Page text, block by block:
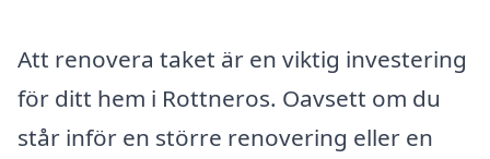
Att renovera taket är en viktig investering
för ditt hem i Rottneros. Oavsett om du
står inför en större renovering eller en